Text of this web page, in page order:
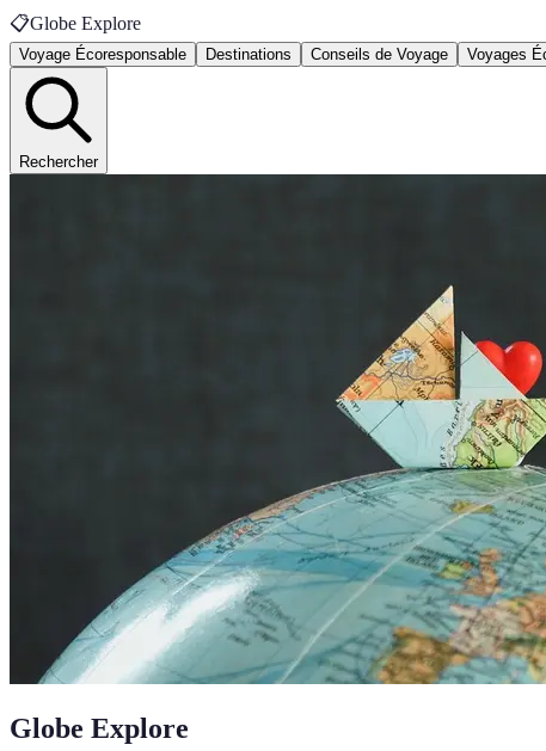
📋Globe Explore
Voyage Écoresponsable Destinations Conseils de Voyage Voyages
Rechercher
Globe Explore